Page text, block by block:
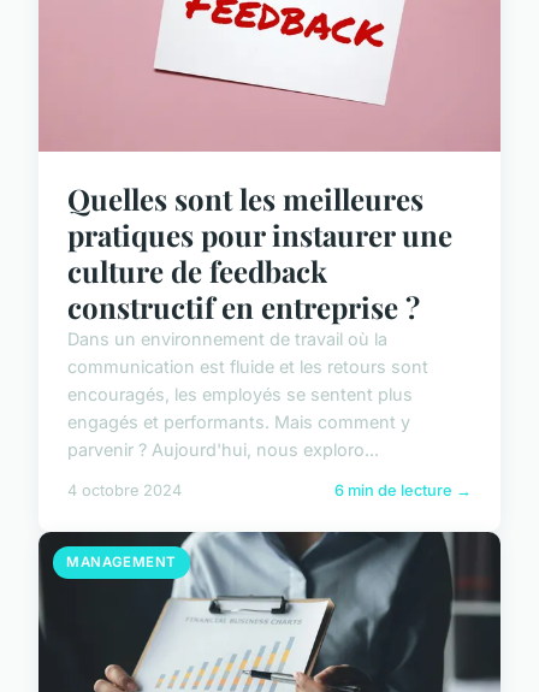
Quelles sont les meilleures
pratiques pour instaurer une
culture de feedback
constructif en entreprise ?
Dans un environnement de travail où la
communication est fluide et les retours sont
encouragés, les employés se sentent plus
engagés et performants. Mais comment y
parvenir ? Aujourd'hui, nous exploro...
4 octobre 2024 6 min de lecture →
MANAGEMENT